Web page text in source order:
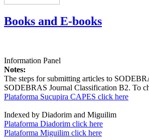
Books and E-books
Information Panel
Notes:
The steps for submitting articles to
SODEBRAS Journal Classification B2. To
Plataforma Sucupira CAPES click here
Indexed by Diadorim and Miguilim
Plataforma Diadorim click here
Plataforma Miguilim click here